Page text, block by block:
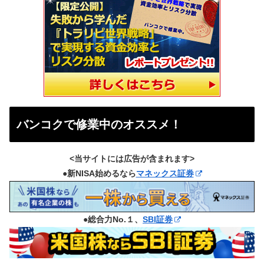
バンコクで修業中のオススメ！
<当サイトには広告が含まれます>
●新NISA始めるならマネックス証券
●総合力No.１、 SBI証券